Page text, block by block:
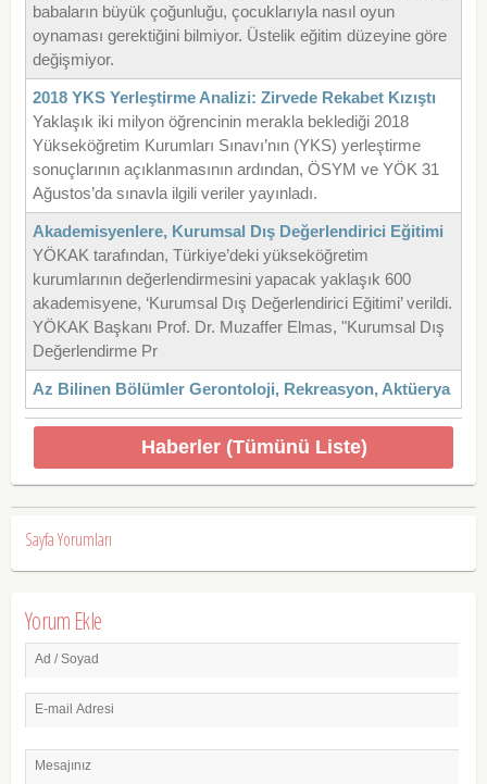
babaların büyük çoğunluğu, çocuklarıyla nasıl oyun
oynaması gerektiğini bilmiyor. Üstelik eğitim düzeyine göre
değişmiyor.
2018 YKS Yerleştirme Analizi: Zirvede Rekabet Kızıştı
Yaklaşık iki milyon öğrencinin merakla beklediği 2018
Yükseköğretim Kurumları Sınavı’nın (YKS) yerleştirme
sonuçlarının açıklanmasının ardından, ÖSYM ve YÖK 31
Ağustos’da sınavla ilgili veriler yayınladı.
Akademisyenlere, Kurumsal Dış Değerlendirici Eğitimi
YÖKAK tarafından, Türkiye’deki yükseköğretim
kurumlarının değerlendirmesini yapacak yaklaşık 600
akademisyene, ‘Kurumsal Dış Değerlendirici Eğitimi’ verildi.
YÖKAK Başkanı Prof. Dr. Muzaffer Elmas, "Kurumsal Dış
Değerlendirme Pr
Az Bilinen Bölümler Gerontoloji, Rekreasyon, Aktüerya
Haberler (Tümünü Liste)
Sayfa Yorumları
Yorum Ekle
Ad / Soyad
E-mail Adresi
Mesajınız